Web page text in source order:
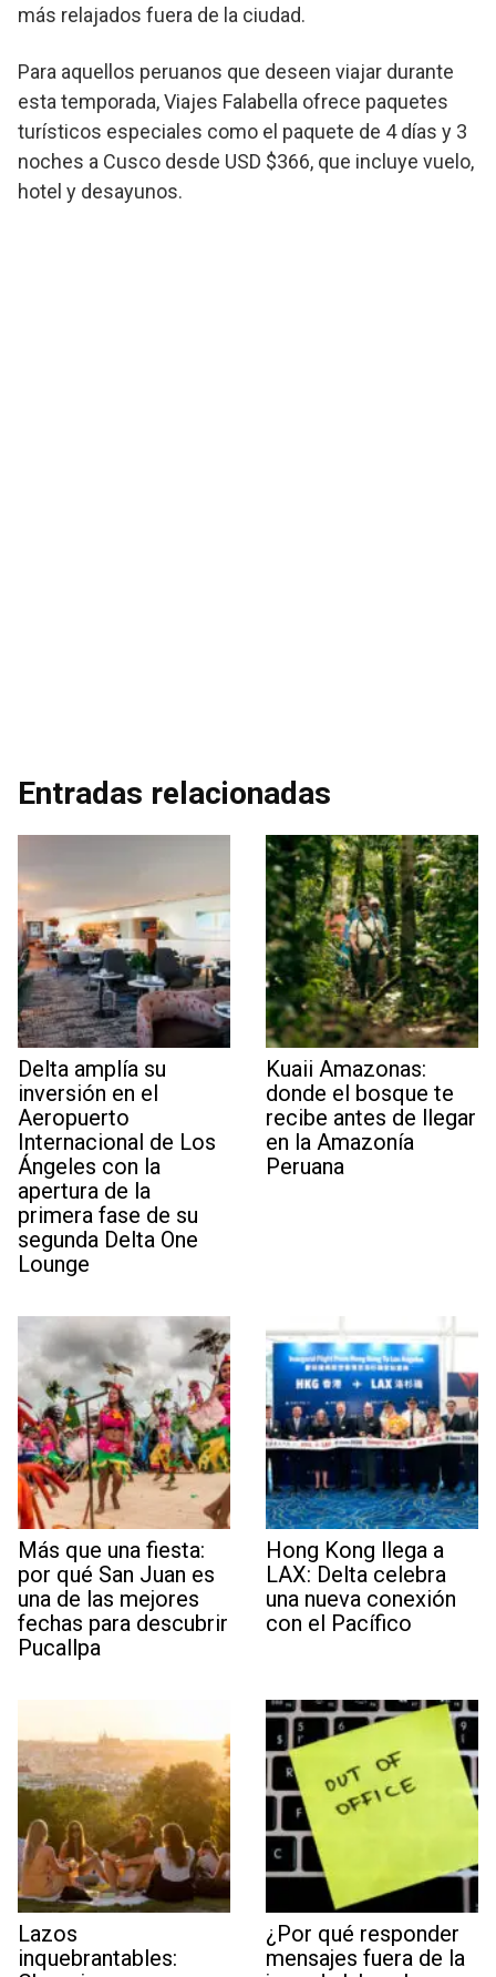
más relajados fuera de la ciudad.
Para aquellos peruanos que deseen viajar durante
esta temporada, Viajes Falabella ofrece paquetes
turísticos especiales como el paquete de 4 días y 3
noches a Cusco desde USD $366, que incluye vuelo,
hotel y desayunos.
Entradas relacionadas
Delta amplía su
inversión en el
Aeropuerto
Internacional de Los
Ángeles con la
apertura de la
primera fase de su
segunda Delta One
Lounge
Kuaii Amazonas:
donde el bosque te
recibe antes de llegar
en la Amazonía
Peruana
Más que una fiesta:
por qué San Juan es
una de las mejores
fechas para descubrir
Pucallpa
Hong Kong llega a
LAX: Delta celebra
una nueva conexión
con el Pacífico
Lazos
inquebrantables:
¿Por qué responder
mensajes fuera de la